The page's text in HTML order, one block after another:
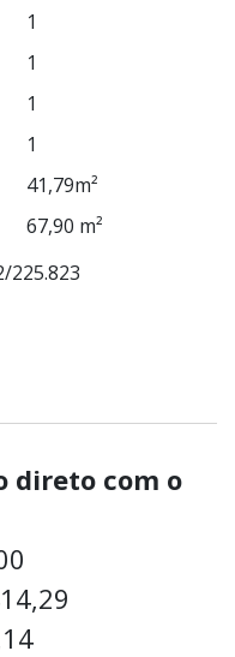
1
1
1
1
41,79m²
67,90 m²
225.823
direto com o